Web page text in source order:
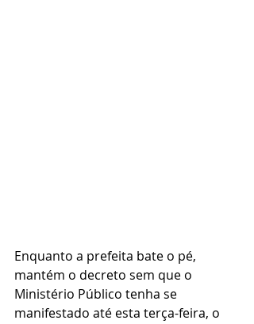
Enquanto a prefeita bate o pé,
mantém o decreto sem que o
Ministério Público tenha se
manifestado até esta terça-feira, o